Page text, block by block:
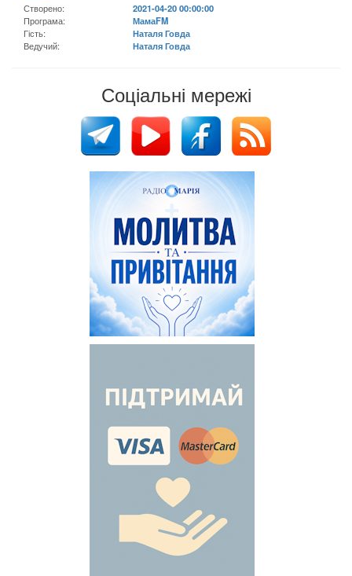
Створено:
2021-04-20 00:00:00
Програма:
МамаFM
Гість:
Наталя Говда
Ведучий:
Наталя Говда
Соціальні мережі